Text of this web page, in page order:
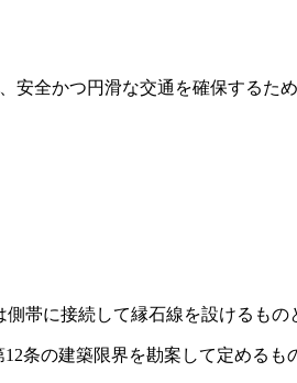
安全かつ円滑な交通を確保するた
帯に接続して縁石線を設けるもの
条の建築限界を勘案して定めるも